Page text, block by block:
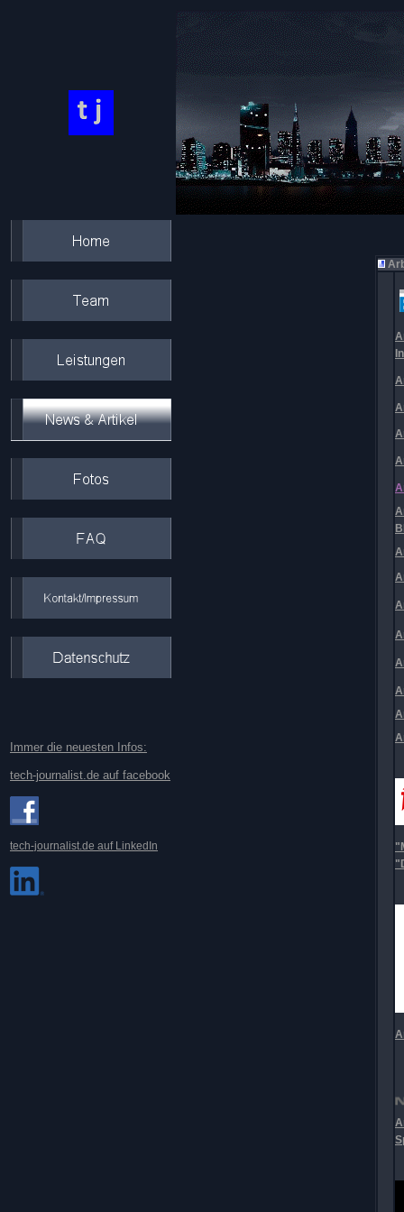
Immer die neuesten Infos:
tech-journalist.de auf facebook
tech-journalist.de auf LinkedIn